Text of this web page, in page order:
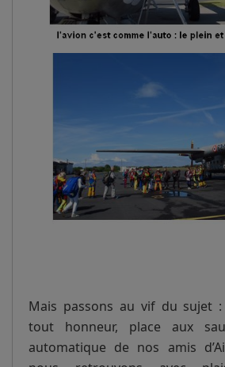
Mais passons au vif du sujet
tout honneur, place aux
automatique de nos amis